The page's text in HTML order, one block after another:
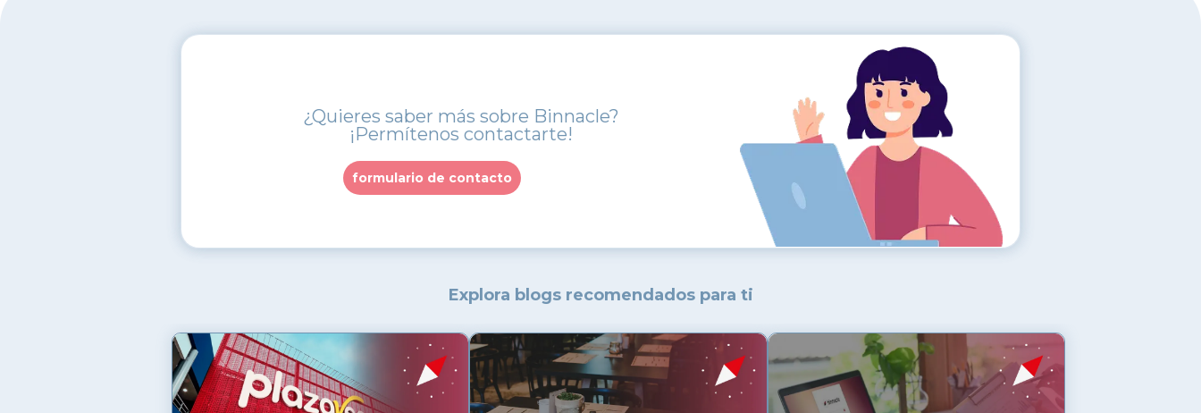
¿Quieres saber más sobre Binnacle?
¡Permítenos contactarte!
formulario de contacto
Explora blogs recomendados para ti